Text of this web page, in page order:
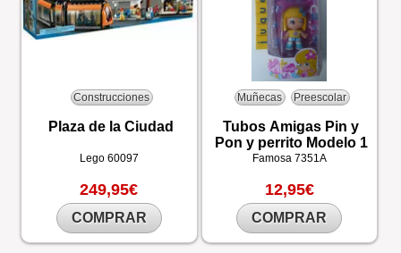
Construcciones
Plaza de la Ciudad
Lego 60097
249,95€
COMPRAR
Muñecas Preescolar
Tubos Amigas Pin y
Pon y perrito Modelo 1
Famosa 7351A
12,95€
COMPRAR